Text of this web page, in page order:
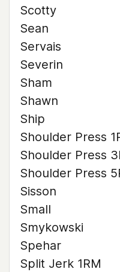
Scotty
Sean
Servais
Severin
Sham
Shawn
Ship
Shoulder Press
Shoulder Press
Shoulder Press
Sisson
Small
Smykowski
Spehar
Split Jerk 1RM